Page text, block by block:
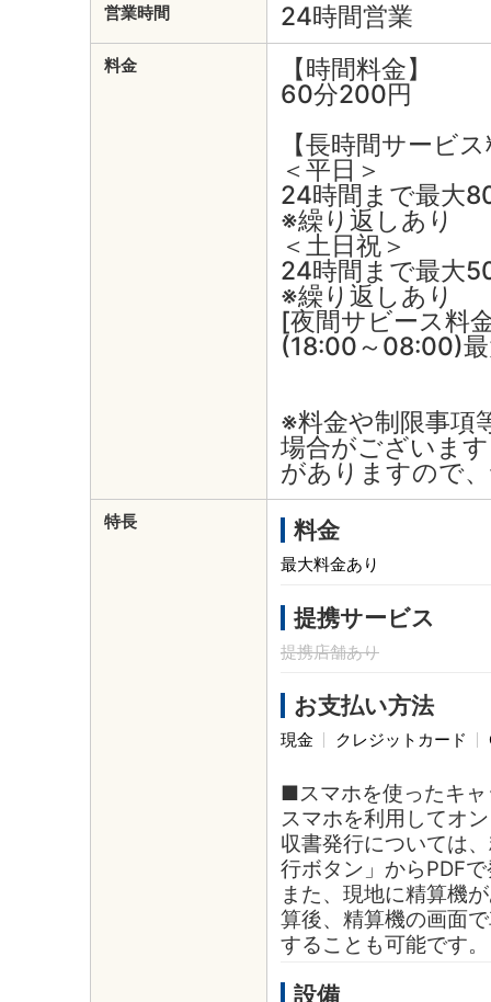
営業時間 24時間営業
料金
【時間料金】
60分200円
【長時間サービ
＜平日＞
24時間まで最大
※繰り返しあり
＜土日祝＞
24時間まで最大
※繰り返しあり
[夜間サビース料
(18:00～08:00)
※料金や制限事項
場合がございま
がありますので
特長 料金
最大料金あり
提携サービス
提携店舗あり
お支払い方法
現金 クレジットカード
■スマホを使ったキ
スマホを利用してオ
収書発行については
行ボタン」からPDF
また、現地に精算機
算後、精算機の画面
することも可能です。
設備